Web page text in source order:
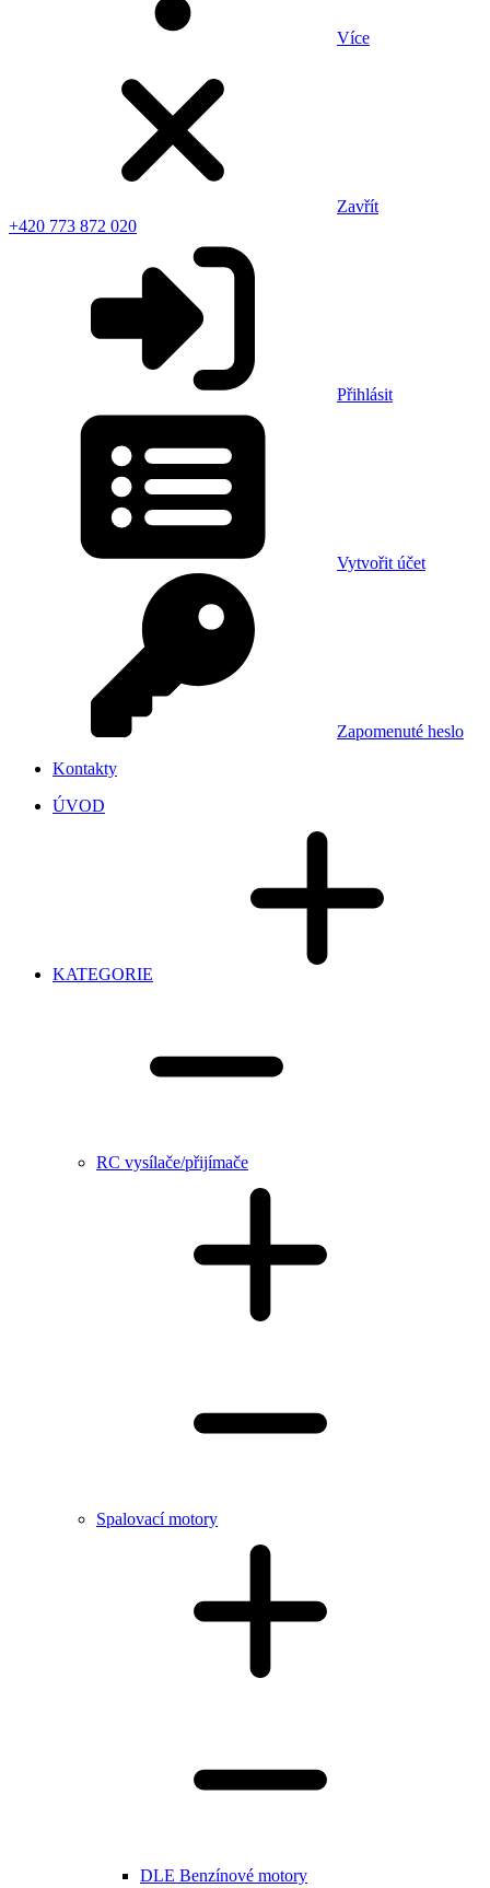
Více
Zavřít
+420 773 872 020
Přihlásit
Vytvořit účet
Zapomenuté heslo
Kontakty
ÚVOD
KATEGORIE
RC vysílače/přijímače
Spalovací motory
DLE Benzínové motory